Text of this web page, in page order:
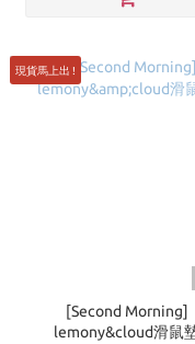
現貨馬上出 !
[Second Morning]
lemony&cloud滑鼠